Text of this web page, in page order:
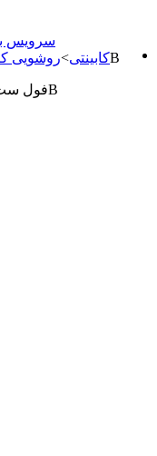
سرویس
کابینتی>روشویی فول ست تینو مدل 1020B